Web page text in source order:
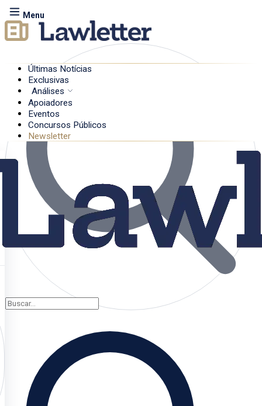
Menu
Últimas Notícias
Exclusivas
Análises
Apoiadores
Eventos
Concursos Públicos
Newsletter